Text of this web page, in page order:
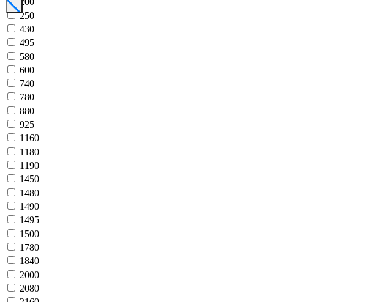
250
430
495
580
600
740
780
880
925
1160
1180
1190
1450
1480
1490
1495
1500
1780
1840
2000
2080